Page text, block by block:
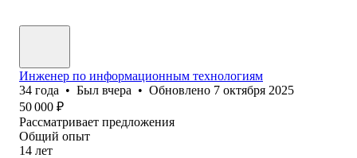
Инженер по информационным технологиям
34 года • Был вчера • Обновлено 7 октября 2025
50 000 ₽
Рассматривает предложения
Общий опыт
14 лет